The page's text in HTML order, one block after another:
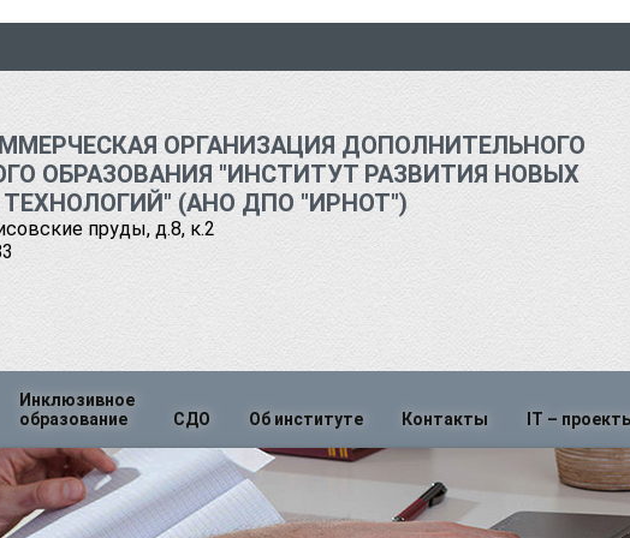
ОРГАНИЗАЦИЯ ДОПОЛНИТЕЛЬНОГО
ОБРАЗОВАНИЯ "ИНСТИТУТ РАЗВИТИЯ НОВЫХ
(АНО ДПО "ИРНОТ")
пруды, д.8, к.2
Инклюзивное
образование
СДО Об институте
Руководство
Контакты
Написать нам
IT –